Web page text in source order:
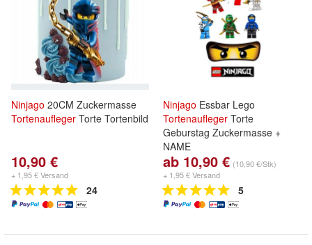
Ninjago 20CM Zuckermasse
Tortenaufleger Torte Tortenbild
10,90 €
+ 1,95 € Versand
24
Ninjago Essbar Lego
Tortenaufleger Torte
Geburstag Zuckermasse +
NAME
ab 10,90 € (10,90 €/Stk)
+ 1,95 € Versand
5